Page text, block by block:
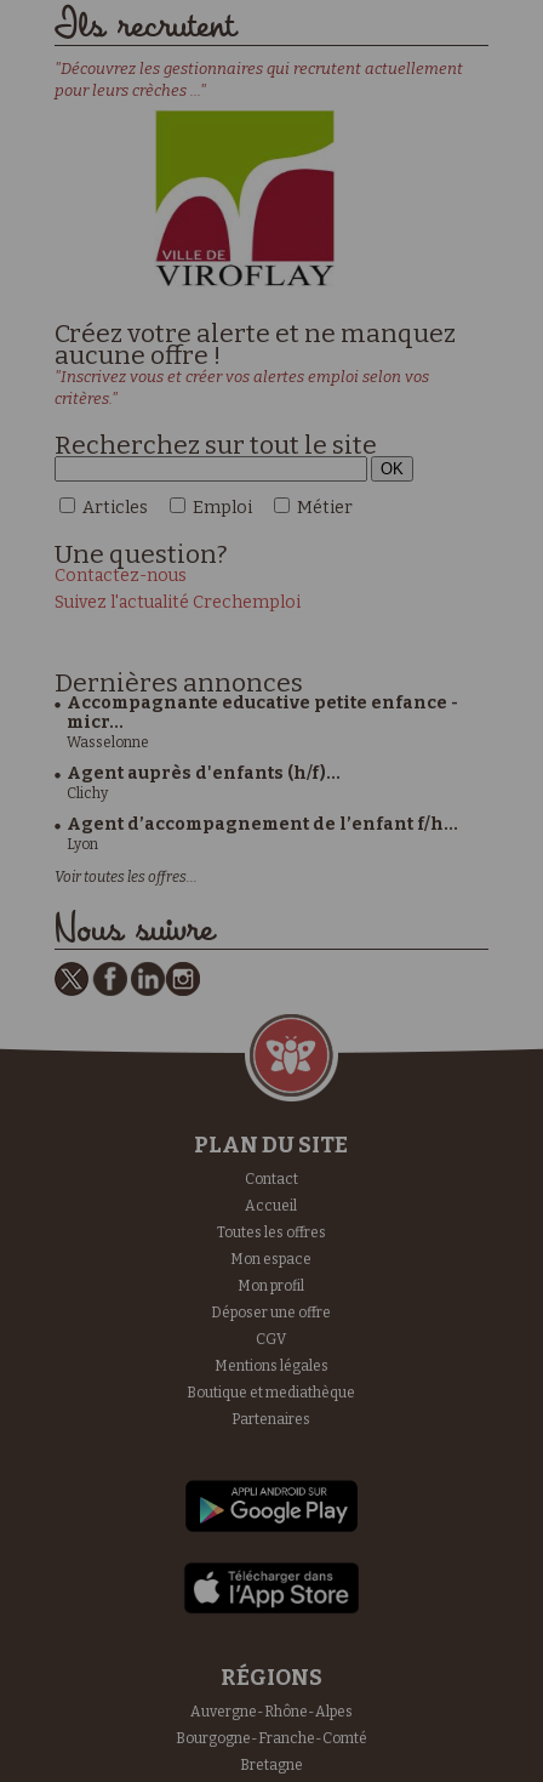
Ils recrutent
"Découvrez les gestionnaires qui recrutent actuellement
pour leurs crèches ..."
Créez votre alerte et ne manquez
aucune offre !
"Inscrivez vous et créer vos alertes emploi selon vos
critères."
Recherchez sur tout le site
Articles Emploi Métier
Une question?
Contactez-nous
Suivez l'actualité Crechemploi
Dernières annonces
Accompagnante educative petite enfance -
micr...
Wasselonne
Agent auprès d'enfants (h/f)...
Clichy
Agent d’accompagnement de l’enfant f/h...
Lyon
Voir toutes les offres...
Nous suivre
PLAN DU SITE
Contact
Accueil
Toutes les offres
Mon espace
Mon profil
Déposer une offre
CGV
Mentions légales
Boutique et mediathèque
Partenaires
RÉGIONS
Auvergne-Rhône-Alpes
Bourgogne-Franche-Comté
Bretagne